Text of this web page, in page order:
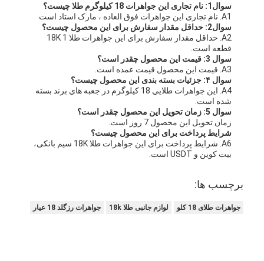
سوال1: نام تجاری این جواهرات 18 کیلوگرم طلا چیست؟
A1. نام تجاری این جواهرات فوق العاده ، مارک استاد است
سوال2: حداقل مقدار سفارش برای این محصول چیست؟
A2. حداقل مقدار سفارش برای این جواهرات طلا 18K 1
قطعه است.
سوال 3: قیمت این محصول چقدر است؟
A3. قیمت این محصول قیمت عمده است.
سوال ۴: جزئیات بسته بندی این محصول چیست؟
A4. اين جواهرات طلايي 18 کيلوگرم در جعبه هاي برند بسته
شده است.
سوال 5: زمان تحویل این محصول چقدر است؟
زمان تحویل این محصول 7 روز است.
شرایط پرداخت برای این محصول چیست؟
A6. شرایط پرداخت برای این جواهرات طلا 18K سیم بانکی،
بیت کوین و USDT است.
برچسب ها:
جواهرات طلای 18 کلو لوازم جانبی طلا 18k جواهرات رزگلد 18 عیار